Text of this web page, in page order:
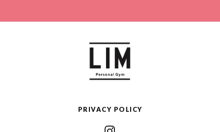
PRIVACY POLICY